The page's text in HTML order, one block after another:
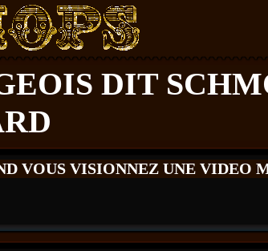
DIT
VOUS VISIONNEZ UNE VIDEO